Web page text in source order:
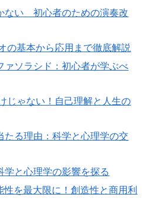
ない 初心者のための演奏改
の基本から応用まで徹底解説
ァソラシド：初心者が学ぶべ
じゃない！自己理解と人生の
る理由：科学と心理学の交
学と心理学の影響を探る
性を最大限に！創造性と商用利